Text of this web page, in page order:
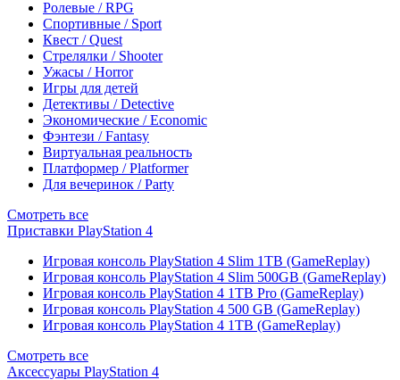
Ролевые / RPG
Спортивные / Sport
Квест / Quest
Стрелялки / Shooter
Ужасы / Horror
Игры для детей
Детективы / Detective
Экономические / Economic
Фэнтези / Fantasy
Виртуальная реальность
Платформер / Platformer
Для вечеринок / Party
Смотреть все
Приставки PlayStation 4
Игровая консоль PlayStation 4 Slim 1TB (GameReplay)
Игровая консоль PlayStation 4 Slim 500GB (GameReplay)
Игровая консоль PlayStation 4 1TB Pro (GameReplay)
Игровая консоль PlayStation 4 500 GB (GameReplay)
Игровая консоль PlayStation 4 1TB (GameReplay)
Смотреть все
Аксессуары PlayStation 4